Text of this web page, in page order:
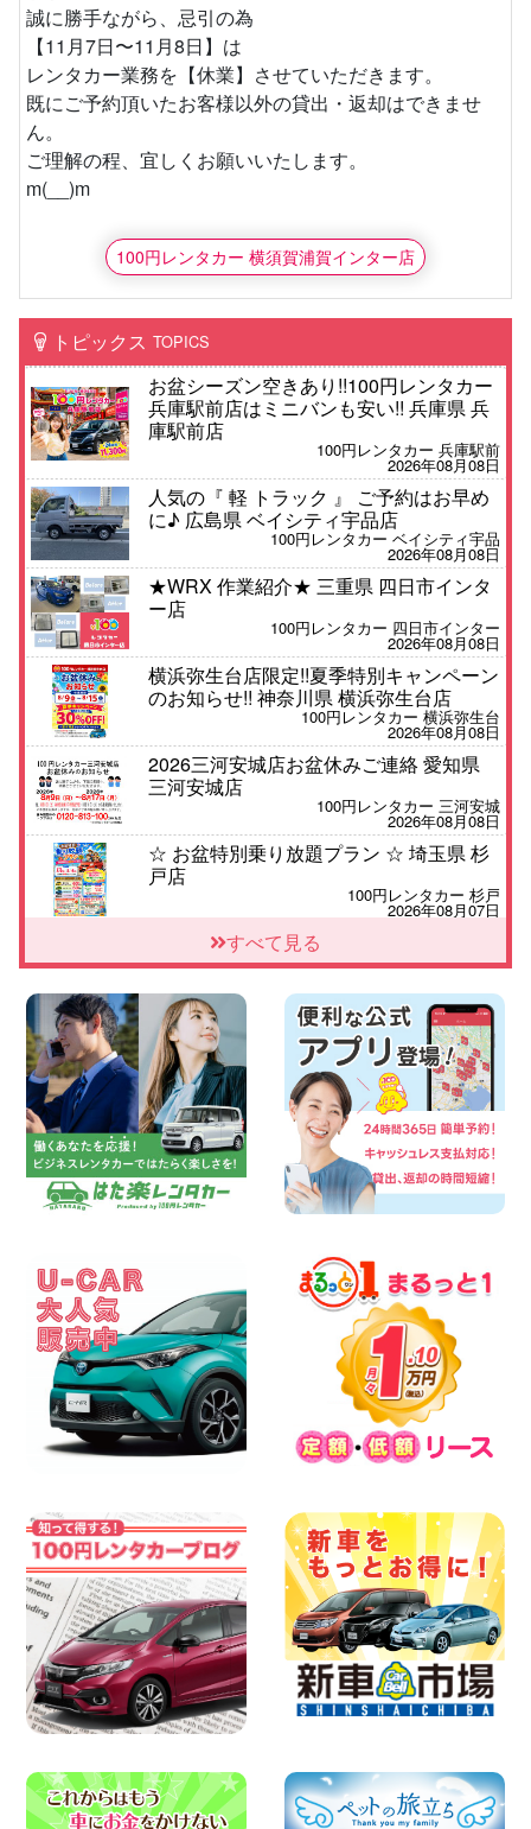
誠に勝手ながら、忌引の為
【11月7日〜11月8日】は
レンタカー業務を【休業】させていただきます。
既にご予約頂いたお客様以外の貸出・返却はできませ
ん。
ご理解の程、宜しくお願いいたします。
m(__)m
100円レンタカー 横須賀浦賀インター店
トピックス TOPICS
お盆シーズン空きあり!!100円レンタカー
兵庫駅前店はミニバンも安い!! 兵庫県 兵
庫駅前店
100円レンタカー 兵庫駅前
2026年08月08日
人気の『 軽 トラック 』 ご予約はお早め
に♪ 広島県 ベイシティ宇品店
100円レンタカー ベイシティ宇品
2026年08月08日
★WRX 作業紹介★ 三重県 四日市インタ
ー店
100円レンタカー 四日市インター
2026年08月08日
横浜弥生台店限定!!夏季特別キャンペーン
のお知らせ!! 神奈川県 横浜弥生台店
100円レンタカー 横浜弥生台
2026年08月08日
2026三河安城店お盆休みご連絡 愛知県
三河安城店
100円レンタカー 三河安城
2026年08月08日
☆ お盆特別乗り放題プラン ☆ 埼玉県 杉
戸店
100円レンタカー 杉戸
2026年08月07日
佐渡でのドライブは安全第一!交通事故に
ご注意ください 新潟県 佐渡空港店
2026年08月07日
楽しい佐渡旅行を守るために!安全運転の
お願い 新潟県 両津店
100円レンタカー 両津
2026年08月07日
日産セレナが新入荷!!中川かの里店!! 愛知
県 中川かの里店
100円レンタカー 中川かの里
2026年08月07日
☆ 夏休みクーポン登場!最大9,500円おト
人気のハイエース!! 大阪府 寝屋川太間東
町店
100円レンタカー 寝屋川太間東町
2026年08月07日
夏季休暇のお知らせ 東京都 墨田両国店
100円レンタカー 墨田両国
2026年08月07日
2026年08月07日
お盆も休まず営業します! 神奈川県 横浜
旭南本宿町店
100円レンタカー 横浜旭南本宿町
2026年08月07日
お引越しに便利で最適!(禁煙車両) 香川県
坂出川津店
100円レンタカー 坂出川津
2026年08月07日
【カーシェアのレンタカーが2台になりま
100円レンタカー 各務原那加
2026年08月06日
すべて見る